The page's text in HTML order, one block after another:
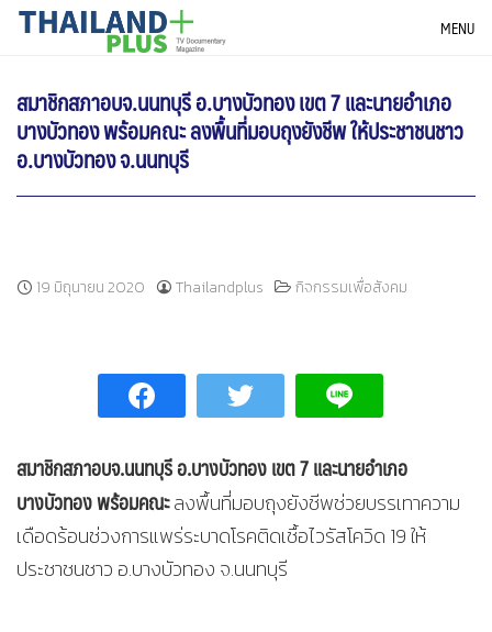
SkipTHAILANDPLUS NEWS MENU
สมาชิกสภาอบจ.นนทบุรี อ.บางบัวทอง เขต 7 และนายอำเภอ
บางบัวทอง พร้อมคณะ ลงพื้นที่มอบถุงยังชีพ ให้ประชาชนชาว
อ.บางบัวทอง จ.นนทบุรี
19 มิถุนายน 2020 Thailandplus กิจกรรมเพื่อสังคม
สมาชิกสภาอบจ.นนทบุรี อ.บางบัวทอง เขต 7 และนายอำเภอ
บางบัวทอง พร้อมคณะลงพื้นที่มอบถุงยังชีพช่วยบรรเทาความ
เดือดร้อนช่วงการแพร่ระบาดโรคติดเชื้อไวรัสโควิด 19 ให้
ประชาชนชาว อ.บางบัวทอง จ.นนทบุรี